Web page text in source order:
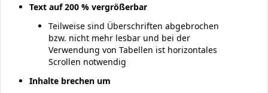
Text auf 200 % vergrößerbar
Teilweise sind Überschriften abgebrochen
bzw. nicht mehr lesbar und bei der
Verwendung von Tabellen ist horizontales
Scrollen notwendig
Inhalte brechen um